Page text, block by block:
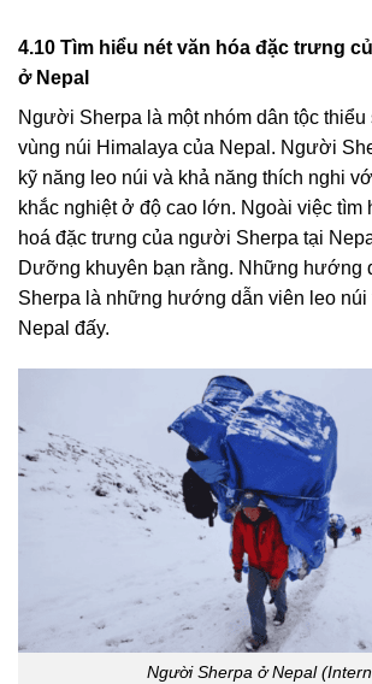
4.10 Tìm hiểu nét văn hóa đặc trưng
ở Nepal
Người Sherpa là một nhóm dân tộc
vùng núi Himalaya của Nepal. Người
kỹ năng leo núi và khả năng thích nghi
khắc nghiệt ở độ cao lớn. Ngoài việc tìm
hoá đặc trưng của người Sherpa tại
Dưỡng khuyên bạn rằng. Những hướng
Sherpa là những hướng dẫn viên leo núi
Nepal đấy.
Người Sherpa ở Nepal